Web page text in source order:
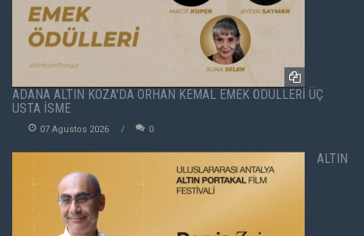
ADANA ALTIN KOZA'DA ORHAN KEMAL EMEK ÖDÜLLERİ ÜÇ
USTA İSME
07 Agustos 2026 0
ALTIN